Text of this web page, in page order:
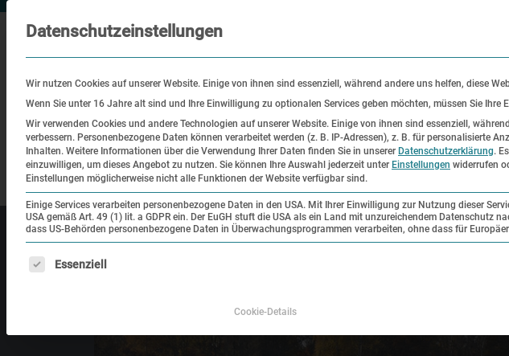
Besuch Bildung
Historischer
Ort
Datenschutzeinstellungen
Wir nutzen Cookies auf unserer Website. Einige von ihnen sind essenziell, während andere uns helfen, diese
Wenn Sie unter 16 Jahre alt sind und Ihre Einwilligung zu optionalen Services geben möchten, müssen Sie Ihre
Wir verwenden Cookies und andere Technologien auf unserer Website. Einige von ihnen sind essenziell,
verbessern. Personenbezogene Daten können verarbeitet werden (z. B. IP-Adressen), z. B. für personalisierte
Inhalten. Weitere Informationen über die Verwendung Ihrer Daten finden Sie in unserer Datenschutzerklärung.
einzuwilligen, um dieses Angebot zu nutzen. Sie können Ihre Auswahl jederzeit unter Einstellungen widerrufen
Einstellungen möglicherweise nicht alle Funktionen der Website verfügbar sind.
Einige Services verarbeiten personenbezogene Daten in den USA. Mit Ihrer Einwilligung zur Nutzung dieser
USA gemäß Art. 49 (1) lit. a GDPR ein. Der EuGH stuft die USA als ein Land mit unzureichendem Datenschutz
dass US-Behörden personenbezogene Daten in Überwachungsprogrammen verarbeiten, ohne dass für
Es folgt eine Liste der Service-Gruppen, für die eine Einwilligung erteilt werden
Essenziell
Cookie-Details